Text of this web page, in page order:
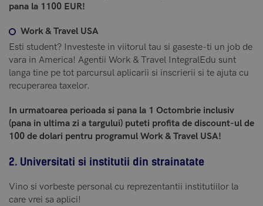
pana la 1100 EUR!
Work & Travel USA
Esti student? Investeste in viitorul tau si gaseste-ti un job de
vara in America! Agentii Work & Travel IntegralEdu sunt
langa tine pe tot parcursul aplicarii si inscrierii si te ajuta cu
recuperarea taxelor.
In urmatoarea perioada si pana la 1 Octombrie inclusiv
(pana in ultima zi a targului) puteti profita de discount-ul de
100 de dolari pentru programul Work & Travel USA!
2. Universitati si institutii din strainatate
Vino si vorbeste personal cu reprezentantii institutiilor la
care vrei sa aplici!